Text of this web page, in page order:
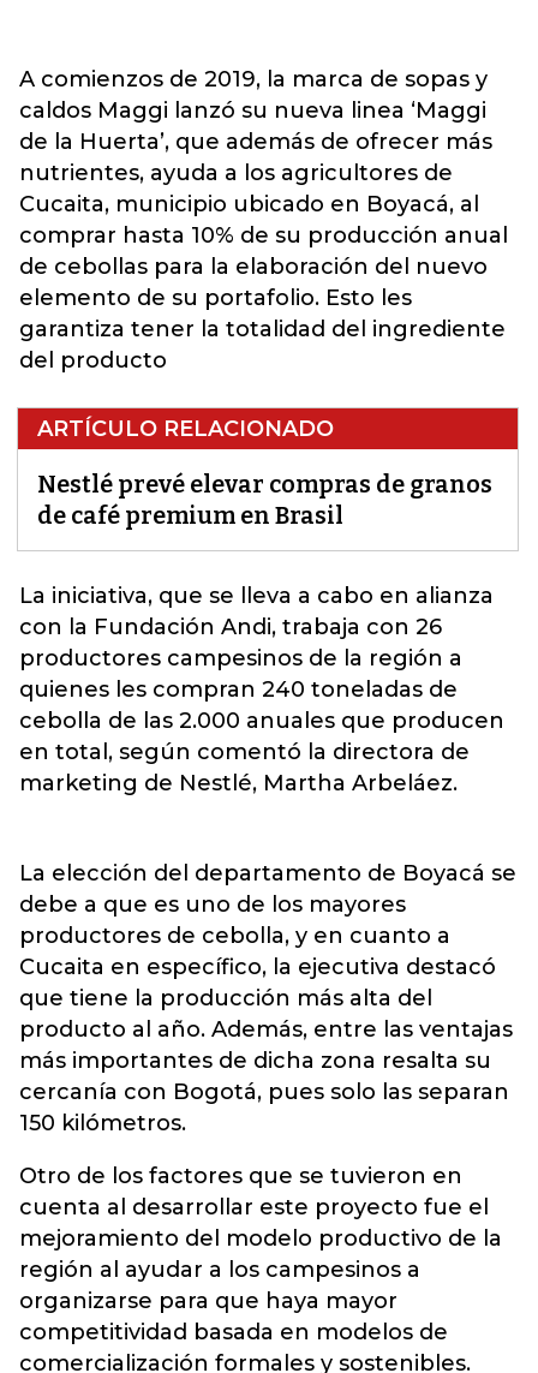
A comienzos de 2019, la marca de sopas y
caldos Maggi lanzó su nueva linea ‘Maggi
de la Huerta’, que además de ofrecer más
nutrientes, ayuda a los agricultores de
Cucaita, municipio ubicado en Boyacá, al
comprar hasta 10% de su producción anual
de cebollas para la elaboración del nuevo
elemento de su portafolio. Esto les
garantiza tener la totalidad del ingrediente
del producto
ARTÍCULO RELACIONADO
Nestlé prevé elevar compras de granos
de café premium en Brasil
La iniciativa, que se lleva a cabo en alianza
con la Fundación Andi, trabaja con 26
productores campesinos de la región a
quienes les compran 240 toneladas de
cebolla de las 2.000 anuales que producen
en total, según comentó la directora de
marketing de Nestlé, Martha Arbeláez.
La elección del departamento de Boyacá se
debe a que es uno de los mayores
productores de cebolla, y en cuanto a
Cucaita en específico, la ejecutiva destacó
que tiene la producción más alta del
producto al año. Además, entre las ventajas
más importantes de dicha zona resalta su
cercanía con Bogotá, pues solo las separan
150 kilómetros.
Otro de los factores que se tuvieron en
cuenta al desarrollar este proyecto fue el
mejoramiento del modelo productivo de la
región al ayudar a los campesinos a
organizarse para que haya mayor
competitividad basada en modelos de
comercialización formales y sostenibles.